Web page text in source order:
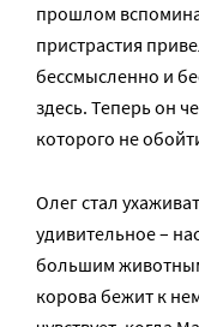
прошлом
пристрастия
бессмысленно и
здесь. Теперь он
которого не
Олег стал
удивительное –
большим
корова бежит к